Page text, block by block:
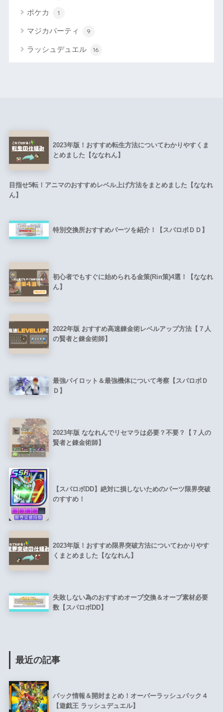
ポケカ 1
マジカパーティ 9
ラッシュデュエル 16
2023年版！おすすめ転生方法についてわかりやすくま
とめました【ななれん】
目指せ5転！アニマのおすすめレベル上げ方法をまとめました【ななれ
ん】
特別交換所おすすめパーツを紹介！【スパロボＤＤ】
初心者でもすぐに始められる金策(Rin策)4選！【ななれ
ん】
2022年版 おすすめ高速錬金術レベルアップ方法【７人
の賢者と錬金術師】
最強パイロット＆最強機体について考察【スパロボＤ
Ｄ】
2023年版 ななれんでリセマラは必要？不要？【７人の
賢者と錬金術師】
【スパロボDD】絶対に損しないためのパーツ限界突破
のすすめ！
2023年版！おすすめ限界突破方法についてわかりやす
くまとめました【ななれん】
失敗しない為のおすすめオーブ交換＆オーブ素材必要
数【スパロボDD】
最近の記事
パック情報＆開封まとめ！オーバーラッシュパック４
【遊戯王 ラッシュデュエル】